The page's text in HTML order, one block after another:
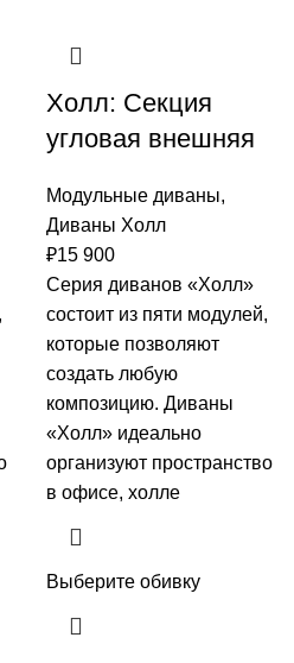
Холл: Секция
угловая внешняя
Модульные диваны,
Диваны Холл
₽15 900
Серия диванов «Холл»
состоит из пяти модулей,
которые позволяют
создать любую
композицию. Диваны
«Холл» идеально
организуют пространство
в офисе, холле
Выберите обивку